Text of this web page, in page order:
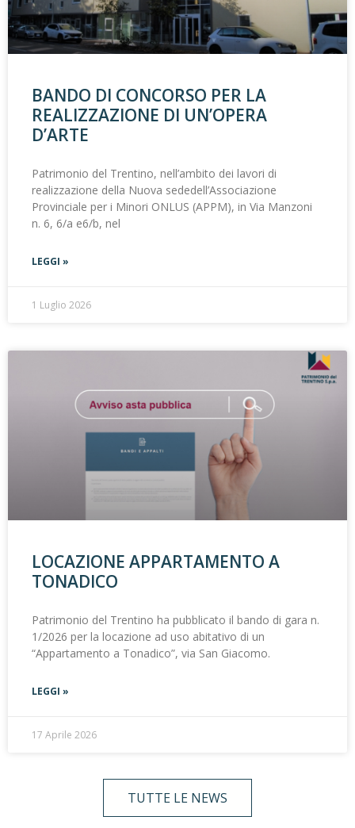
BANDO DI CONCORSO PER LA
REALIZZAZIONE DI UN’OPERA
D’ARTE
Patrimonio del Trentino, nell’ambito dei lavori di
realizzazione della Nuova sededell’Associazione
Provinciale per i Minori ONLUS (APPM), in Via Manzoni
n. 6, 6/a e6/b, nel
LEGGI »
1 Luglio 2026
LOCAZIONE APPARTAMENTO A
TONADICO
Patrimonio del Trentino ha pubblicato il bando di gara n.
1/2026 per la locazione ad uso abitativo di un
“Appartamento a Tonadico”, via San Giacomo.
LEGGI »
17 Aprile 2026
TUTTE LE NEWS